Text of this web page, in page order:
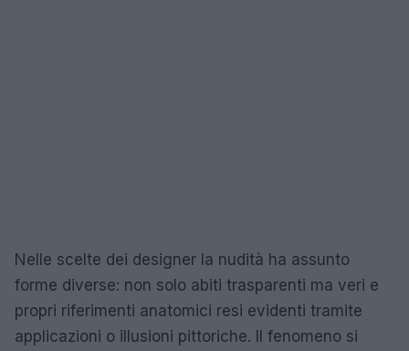
Nelle scelte dei designer la nudità ha assunto
forme diverse: non solo abiti trasparenti ma veri e
propri riferimenti anatomici resi evidenti tramite
applicazioni o illusioni pittoriche. Il fenomeno si